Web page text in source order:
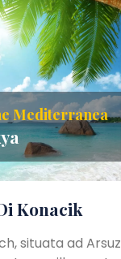
Mediterranea
Konacik
situata ad